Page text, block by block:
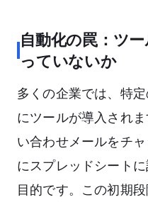
自動化の罠：ツ
っていないか
多くの企業では、特
にツールが導入され
い合わせメールをチ
にスプレッドシート
目的です。この初期